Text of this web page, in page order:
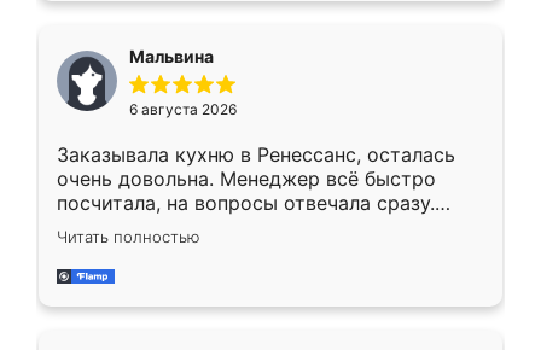
меньше, здесь же он более разнообразный.
Мне нравится ,если что-то потребуется из
мебели буду заказывать только здесь.
Мальвина
6 августа 2026
Заказывала кухню в Ренессанс, осталась
очень довольна. Менеджер всё быстро
посчитала, на вопросы отвечала сразу.
Замерщик приехал в субботу, подошёл к
делу со всей ответственностью. Собрали
за день, ребята работали аккуратно, даже
Читать полностью